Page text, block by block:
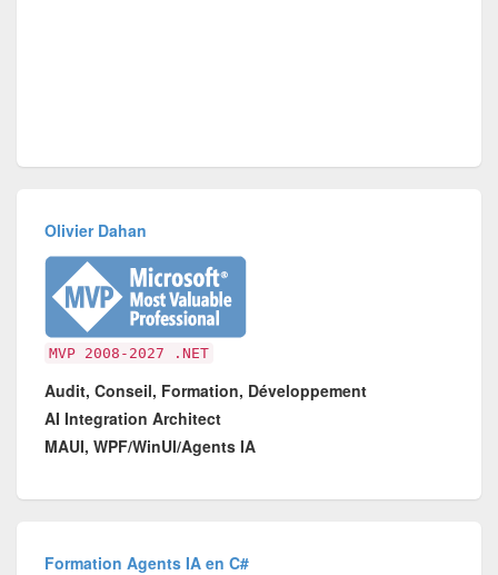
Olivier Dahan
MVP 2008-2027 .NET
Audit, Conseil, Formation, Développement
AI Integration Architect
MAUI, WPF/WinUI/Agents IA
Formation Agents IA en C#